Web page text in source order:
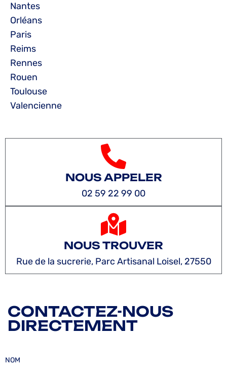
Nantes
Orléans
Paris
Reims
Rennes
Rouen
Toulouse
Valencienne
NOUS APPELER
02 59 22 99 00
NOUS TROUVER
Rue de la sucrerie, Parc Artisanal Loisel, 27550
CONTACTEZ-NOUS
DIRECTEMENT
NOM